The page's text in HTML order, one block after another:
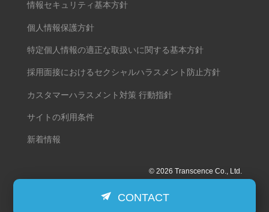
CONTACT
情報セキュリティ基本方針
個人情報保護方針
特定個人情報の適正な取扱いに関する基本方針
採用面接におけるセクシャルハラスメント防止方針
カスタマーハラスメント対策 行動指針
サイトの利用条件
新着情報
© 2026 Transcence Co., Ltd.